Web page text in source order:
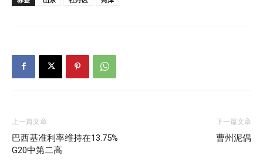
上一篇文章
巴西基准利率维持在13.75%
G20中第二高
下一篇文章
曹州泥偶